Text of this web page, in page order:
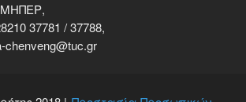
37781 / 37788,
chenveng@tuc.gr